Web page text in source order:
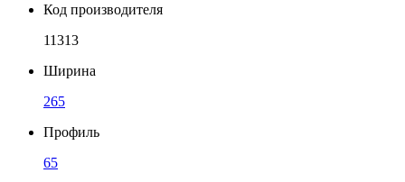
Код производителя
11313
Ширина
265
Профиль
65